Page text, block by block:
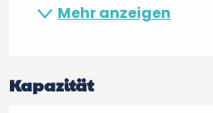
Mehr anzeigen
Kapazität